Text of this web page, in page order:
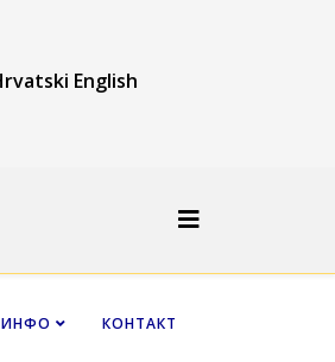
English
ИНФО КОНТАКТ